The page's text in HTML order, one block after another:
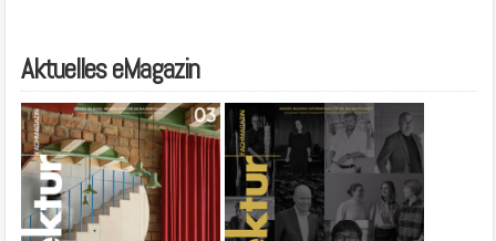
Aktuelles eMagazin